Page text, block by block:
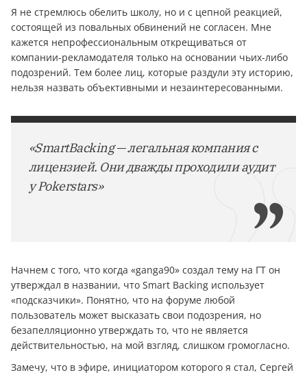
Я не стремлюсь обелить школу, но и с цепной реакцией,
состоящей из повальных обвинений не согласен. Мне
кажется непрофессиональным открещиваться от
компании-рекламодателя только на основании чьих-либо
подозрений. Тем более лиц, которые раздули эту историю,
нельзя назвать объективными и незаинтересованными.
«SmartBacking — легальная компания с
лицензией. Они дважды проходили аудит
у Pokerstars»
Начнем с того, что когда «ganga90» создал тему на ГТ он
утверждал в названии, что Smart Backing использует
«подсказчики». Понятно, что на форуме любой
пользователь может высказать свои подозрения, но
безапелляционно утверждать то, что не является
действительностью, на мой взгляд, слишком громогласно.
Замечу, что в эфире, инициатором которого я стал, Сергей